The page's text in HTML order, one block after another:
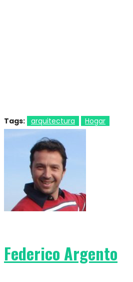
Tags: arquitectura Hogar
Federico Argento